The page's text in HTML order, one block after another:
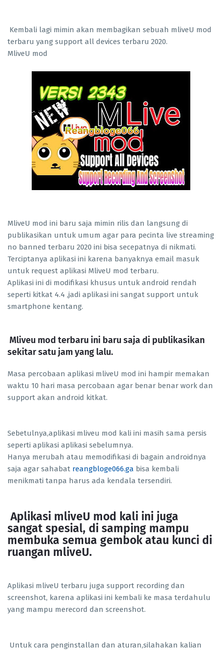
Kembali lagi mimin akan membagikan sebuah mliveU mod
terbaru yang support all devices terbaru 2020.
MliveU mod
MliveU mod ini baru saja mimin rilis dan langsung di
publikasikan untuk umum agar para pecinta live streaming
no banned terbaru 2020 ini bisa secepatnya di nikmati.
Terciptanya aplikasi ini karena banyaknya email masuk
untuk request aplikasi MliveU mod terbaru.
Aplikasi ini di modifikasi khusus untuk android rendah
seperti kitkat 4.4 ,jadi aplikasi ini sangat support untuk
smartphone kentang.
Mliveu mod terbaru ini baru saja di publikasikan
sekitar satu jam yang lalu.
Masa percobaan aplikasi mliveU mod ini hampir memakan
waktu 10 hari masa percobaan agar benar benar work dan
support akan android kitkat.
Sebetulnya,aplikasi mliveu mod kali ini masih sama persis
seperti aplikasi aplikasi sebelumnya.
Hanya merubah atau memodifikasi di bagain androidnya
saja agar sahabat reangbloge066.ga bisa kembali
menikmati tanpa harus ada kendala tersendiri.
Aplikasi mliveU mod kali ini juga
sangat spesial, di samping mampu
membuka semua gembok atau kunci di
ruangan mliveU.
Aplikasi mliveU terbaru juga support recording dan
screenshot, karena aplikasi ini kembali ke masa terdahulu
yang mampu merecord dan screenshot.
Untuk cara penginstallan dan aturan,silahakan kalian